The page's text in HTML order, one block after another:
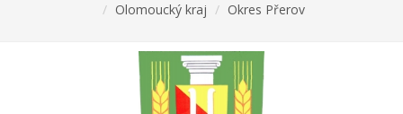
Olomoucký kraj
Okres Přerov